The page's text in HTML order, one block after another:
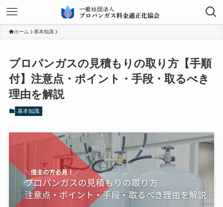
ホーム 基本知識
プロパンガスの見積もりの取り方【手順
付】注意点・ポイント・手段・取るべき
理由を解説
基本知識